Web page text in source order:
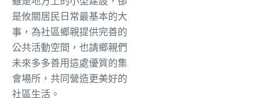
是攸關居民日常最基本的大
事，為社區鄉親提供完善的
公共活動空間，也請鄉親們
未來多多善用這處優質的集
會場所，共同營造更美好的
社區生活。